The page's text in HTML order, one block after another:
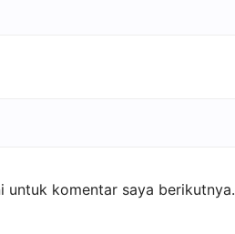
untuk komentar saya berikutnya.